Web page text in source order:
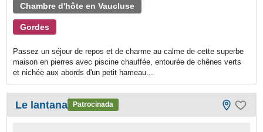
Chambre d'hôte en Vaucluse
Gordes
Passez un séjour de repos et de charme au calme de cette superbe
maison en pierres avec piscine chauffée, entourée de chênes verts
et nichée aux abords d'un petit hameau...
Le lantana Patrocinada